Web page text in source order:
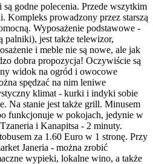
godne polecenia. Przede wszytkim
Kompleks prowadzony przez starszą
Wyposażenie podstawowe -
palniki), jest także telewizor,
i meble nie są nowe, ale jak
dobra propozycja! Oczywiście są
widok na ogród i owocowe
spędzać na nim leniwe
klimat - kurki i indyki sobie
Na stanie jest także grill. Minusem
funkcjonuje w pokojach, jedynie w
i Kanapitsa - 2 minuty.
za 1.60 Euro w 1 stronę. Przy
Janeria - można zrobić
wypieki, lokalne wino, a także